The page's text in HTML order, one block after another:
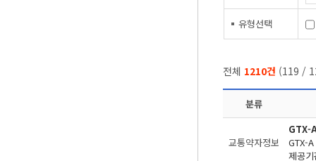
유형선택
전체 1210건 (119 /
분류
교통약자정보
GTX-
제공